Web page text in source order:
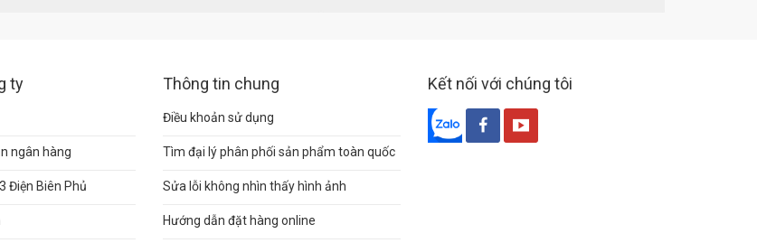
ty
ngân hàng
Điện Biên Phủ
Thông tin chung
Điều khoản sử dụng
Tìm đại lý phân phối sản phẩm toàn quốc
Sửa lỗi không nhìn thấy hình ảnh
Hướng dẫn đặt hàng online
Kết nối với chúng tôi